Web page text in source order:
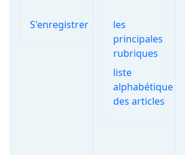
S'enregistrer
les
principales
rubriques
liste
alphabétique
des articles